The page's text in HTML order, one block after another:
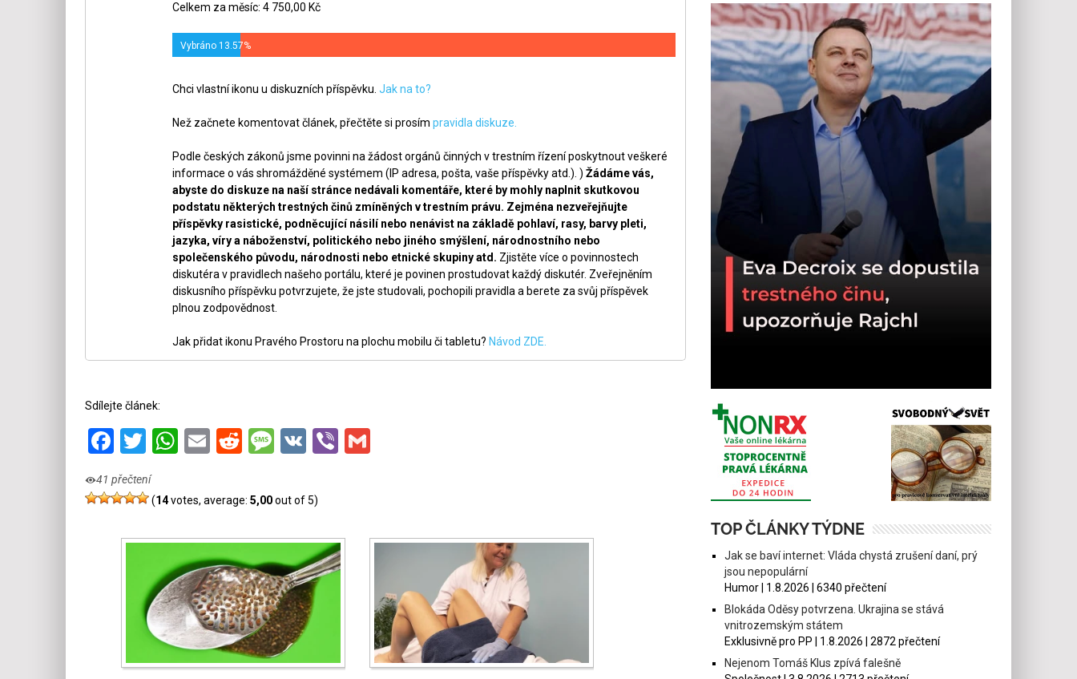
Celkem za měsíc: 4 750,00 Kč
Vybráno 13.57%
Chci vlastní ikonu u diskuzních příspěvku. Jak na to?
Než začnete komentovat článek, přečtěte si prosím pravidla diskuze.
Podle českých zákonů jsme povinni na žádost orgánů činných v trestním řízení poskytnout veškeré
informace o vás shromážděné systémem (IP adresa, pošta, vaše příspěvky atd.). ) Žádáme vás,
abyste do diskuze na naší stránce nedávali komentáře, které by mohly naplnit skutkovou
podstatu některých trestných činů zmíněných v trestním právu. Zejména nezveřejňujte
příspěvky rasistické, podněcující násilí nebo nenávist na základě pohlaví, rasy, barvy pleti,
jazyka, víry a náboženství, politického nebo jiného smýšlení, národnostního nebo
společenského původu, národnosti nebo etnické skupiny atd. Zjistěte více o povinnostech
diskutéra v pravidlech našeho portálu, které je povinen prostudovat každý diskutér. Zveřejněním
diskusního příspěvku potvrzujete, že jste studovali, pochopili pravidla a berete za svůj příspěvek
plnou zodpovědnost.
Jak přidat ikonu Pravého Prostoru na plochu mobilu či tabletu? Návod ZDE.
Sdílejte článek:
Facebook
Twitter
WhatsApp
EmailRedditMessage
VKViberGmail
41 přečtení
(14votes, average: 5,00out of 5)
TOP ČLÁNKY TÝDNE
Jak se baví internet: Vláda chystá zrušení daní, prý
jsou nepopulární
Humor | 1.8.2026 | 6340 přečtení
Blokáda Oděsy potvrzena. Ukrajina se stává
vnitrozemským státem
Exklusivně pro PP | 1.8.2026 | 2872 přečtení
Nejenom Tomáš Klus zpívá falešně